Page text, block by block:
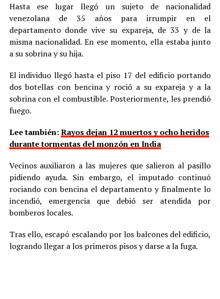
Hasta ese lugar llegó un sujeto de nacionalidad
venezolana de 35 años para irrumpir en el
departamento donde vive su expareja, de 33 y de la
misma nacionalidad. En ese momento, ella estaba junto
a su sobrina y su hija.
El individuo llegó hasta el piso 17 del edificio portando
dos botellas con bencina y roció a su expareja y a la
sobrina con el combustible. Posteriormente, les prendió
fuego.
Lee también:Rayos dejan 12 muertos y ocho heridos
durante tormentas del monzón en India
Vecinos auxiliaron a las mujeres que salieron al pasillo
pidiendo ayuda. Sin embargo, el imputado continuó
rociando con bencina el departamento y finalmente lo
incendió, emergencia que debió ser atendida por
bomberos locales.
Tras ello, escapó escalando por los balcones del edificio,
logrando llegar a los primeros pisos y darse a la fuga.